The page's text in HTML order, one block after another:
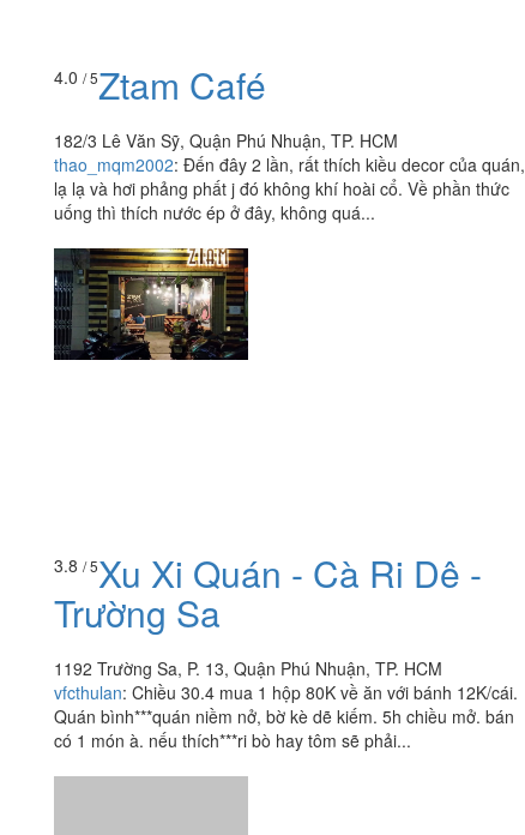
4.0 / 5Ztam Café
182/3 Lê Văn Sỹ, Quận Phú Nhuận, TP. HCM
thao_mqm2002: Đến đây 2 lần, rất thích kiều decor của quán,
lạ lạ và hơi phảng phất j đó không khí hoài cổ. Về phần thức
uống thì thích nước ép ở đây, không quá...
vfcthulan: Chiều 30.4 mua 1 hộp 80K về ăn với bánh 12K/cái.
Quán bình***quán niềm nở, bờ kè dẽ kiếm. 5h chiều mở. bán
có 1 món à. nếu thích***ri bò hay tôm sẽ phải...